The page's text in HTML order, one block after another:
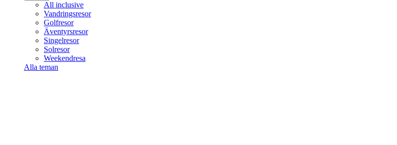
All inclusive
Vandringsresor
Golfresor
Äventyrsresor
Singelresor
Solresor
Weekendresa
Alla teman